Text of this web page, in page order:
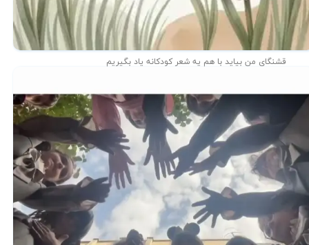
قشنگای من بيايد با هم یه شعر کودکانه ياد بگیریم